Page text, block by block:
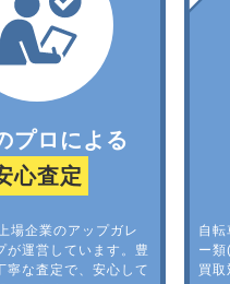
プロによる
心査定
場企業のアップガレ
が運営しています。豊
寧な査定で、安心して
自転
ー
買取